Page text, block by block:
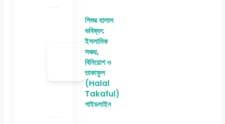
শিশুর হালাল
ভবিষ্যৎ:
ইসলামিক
সঞ্চয়,
বিনিয়োগ ও
তাকাফুল
(Halal
Takaful)
গাইডলাইন